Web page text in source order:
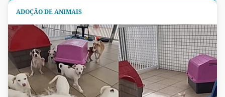
ADOÇÃO DE ANIMAIS